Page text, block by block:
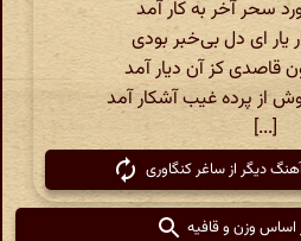
سحر آخر به کار آمد
یار ای دل بی‌خبر بودی
قاصدی کز آن دیار آمد
از پرده غیب آشکار آمد
[...]
اساس وزن و قافیه